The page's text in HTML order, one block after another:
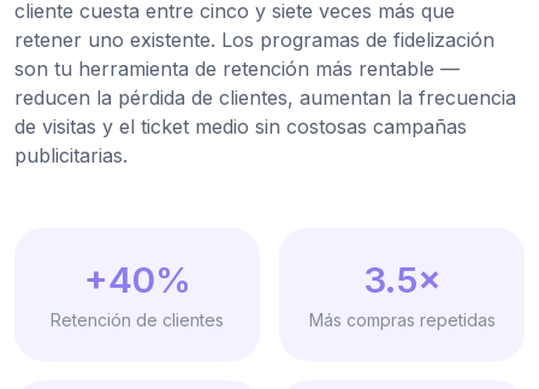
cliente cuesta entre cinco y siete veces más que
retener uno existente. Los programas de fidelización
son tu herramienta de retención más rentable —
reducen la pérdida de clientes, aumentan la frecuencia
de visitas y el ticket medio sin costosas campañas
publicitarias.
+40%
Retención de clientes
3.5×
Más compras repetidas